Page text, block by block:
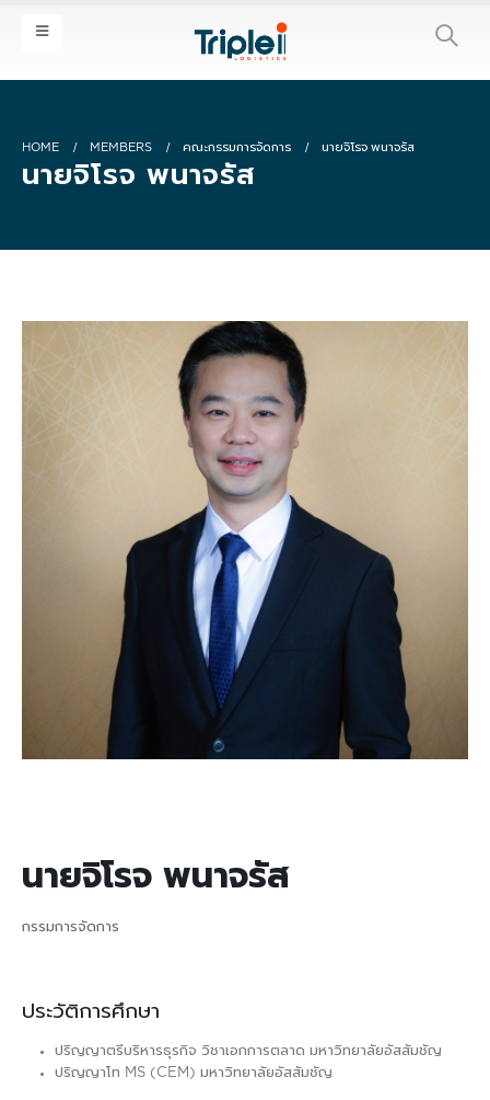
HOME MEMBERS คณะกรรมการจัดการ นายจิโรจ พนาจรัส
นายจิโรจ พนาจรัส
นายจิโรจ พนาจรัส
กรรมการจัดการ
ประวัติการศึกษา
ปริญญาตรีบริหารธุรกิจ วิชาเอกการตลาด มหาวิทยาลัยอัสสัมชัญ
ปริญญาโท MS (CEM) มหาวิทยาลัยอัสสัมชัญ